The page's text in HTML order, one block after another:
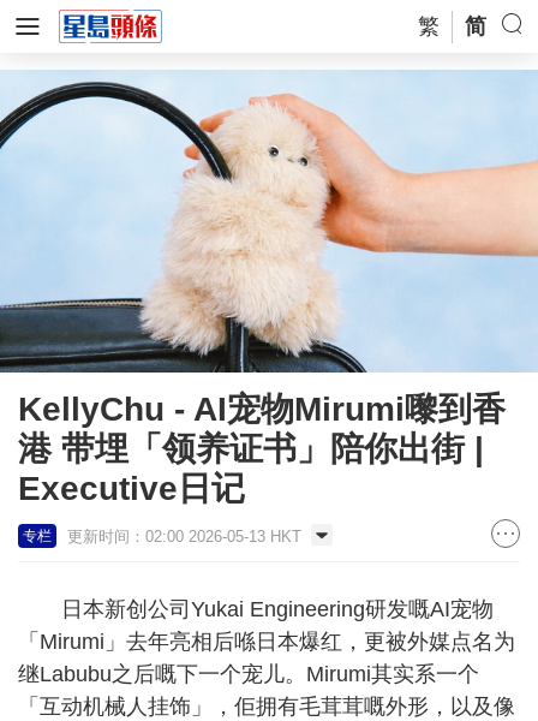
繁 简
KellyChu - AI宠物Mirumi嚟到香
港 带埋「领养证书」陪你出街 |
Executive日记
专栏 更新时间：02:00 2026-05-13 HKT
日本新创公司Yukai Engineering研发嘅AI宠物
「Mirumi」去年亮相后喺日本爆红，更被外媒点名为
继Labubu之后嘅下一个宠儿。Mirumi其实系一个
「互动机械人挂饰」，佢拥有毛茸茸嘅外形，以及像